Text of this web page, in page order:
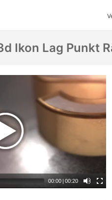
Ikon Lag Punkt
00:00 | 00:20